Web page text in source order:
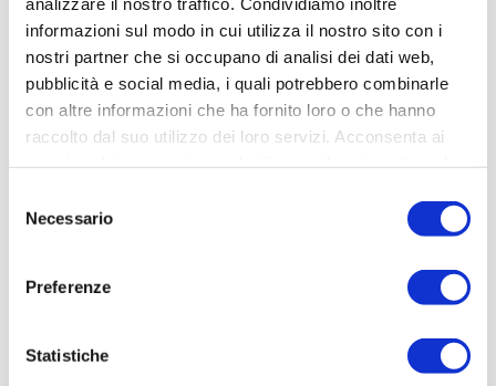
informazioni sul modo in cui utilizza il nostro sito con i
nostri partner che si occupano di analisi dei dati web,
pubblicità e social media, i quali potrebbero combinarle
con altre informazioni che ha fornito loro o che hanno
raccolto dal suo utilizzo dei loro servizi. Acconsenta ai
delNecessario
Preferenze
Statistiche
ACQUISTA